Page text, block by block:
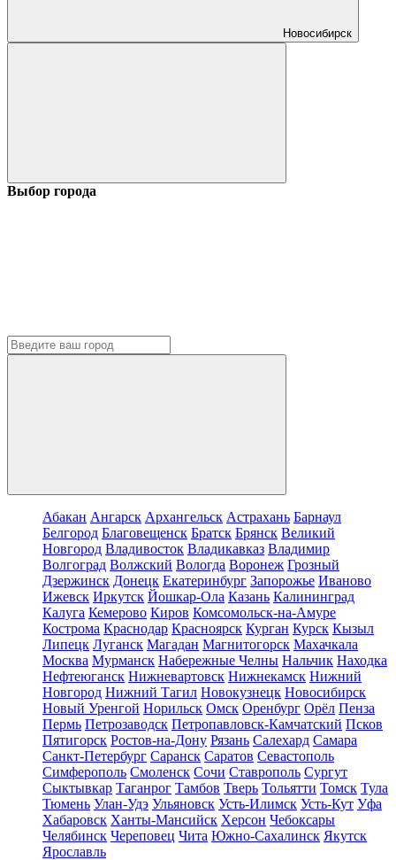
Новосибирск
Выбор города
Абакан Ангарск Архангельск Астрахань Барнаул
Белгород Благовещенск Братск Брянск Великий
Новгород Владивосток Владикавказ Владимир
Волгоград Волжский Вологда Воронеж Грозный
Дзержинск Донецк Екатеринбург Запорожье Иваново
Ижевск Иркутск Йошкар-Ола Казань Калининград
Калуга Кемерово Киров Комсомольск-на-Амуре
Кострома Краснодар Красноярск Курган Курск Кызыл
Липецк Луганск Магадан Магнитогорск Махачкала
Москва Мурманск Набережные Челны Нальчик Находка
Нефтеюганск Нижневартовск Нижнекамск Нижний
Новгород Нижний Тагил Новокузнецк Новосибирск
Новый Уренгой Норильск Омск Оренбург Орёл Пенза
Пермь Петрозаводск Петропавловск-Камчатский Псков
Пятигорск Ростов-на-Дону Рязань Салехард Самара
Санкт-Петербург Саранск Саратов Севастополь
Симферополь Смоленск Сочи Ставрополь Сургут
Сыктывкар Таганрог Тамбов Тверь Тольятти Томск Тула
Тюмень Улан-Удэ Ульяновск Усть-Илимск Усть-Кут Уфа
Хабаровск Ханты-Мансийск Херсон Чебоксары
Челябинск Череповец Чита Южно-Сахалинск Якутск
Ярославль